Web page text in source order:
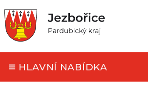
HLAVNÍ NABÍDKA